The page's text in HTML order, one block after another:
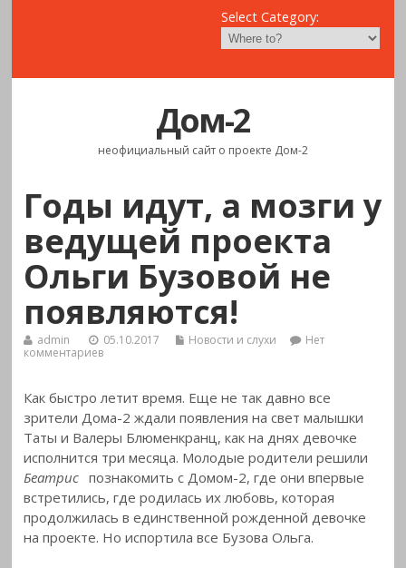
Select Category:
Дом-2
неофициальный сайт о проекте Дом-2
Годы идут, а мозги у
ведущей проекта
Ольги Бузовой не
появляются!
admin 05.10.2017 Новости и слухи
Нет
комментариев
Как быстро летит время. Еще не так давно все
зрители Дома-2 ждали появления на свет малышки
Таты и Валеры Блюменкранц, как на днях девочке
исполнится три месяца. Молодые родители решили
Беатрис познакомить с Домом-2, где они впервые
встретились, где родилась их любовь, которая
продолжилась в единственной рожденной девочке
на проекте. Но испортила все Бузова Ольга.